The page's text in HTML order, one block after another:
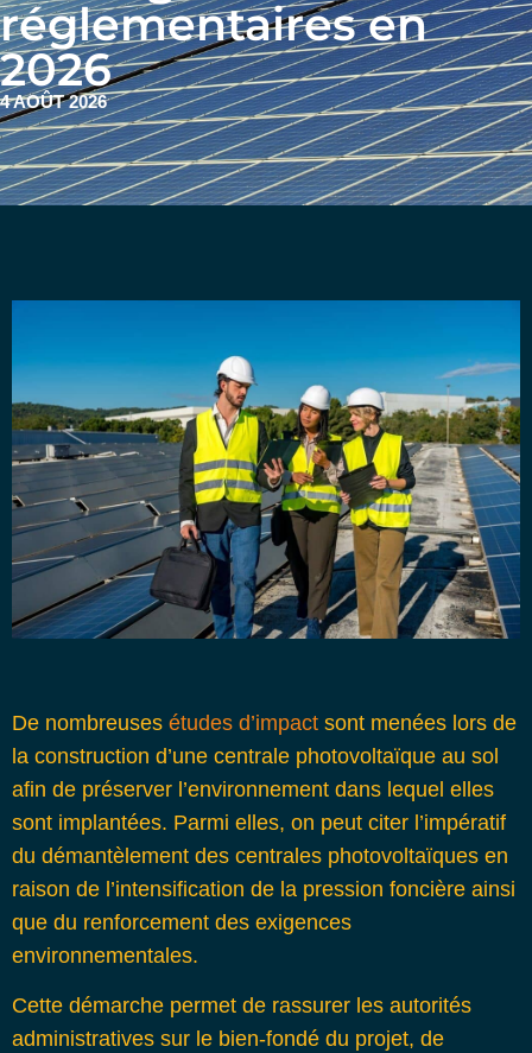
réglementaires en
2026
4 AOÛT 2026
De nombreuses études d’impact sont menées lors de
la construction d’une centrale photovoltaïque au sol
afin de préserver l’environnement dans lequel elles
sont implantées. Parmi elles, on peut citer l’impératif
du démantèlement des centrales photovoltaïques en
raison de l’intensification de la pression foncière ainsi
que du renforcement des exigences
environnementales.
Cette démarche permet de rassurer les autorités
administratives sur le bien-fondé du projet, de